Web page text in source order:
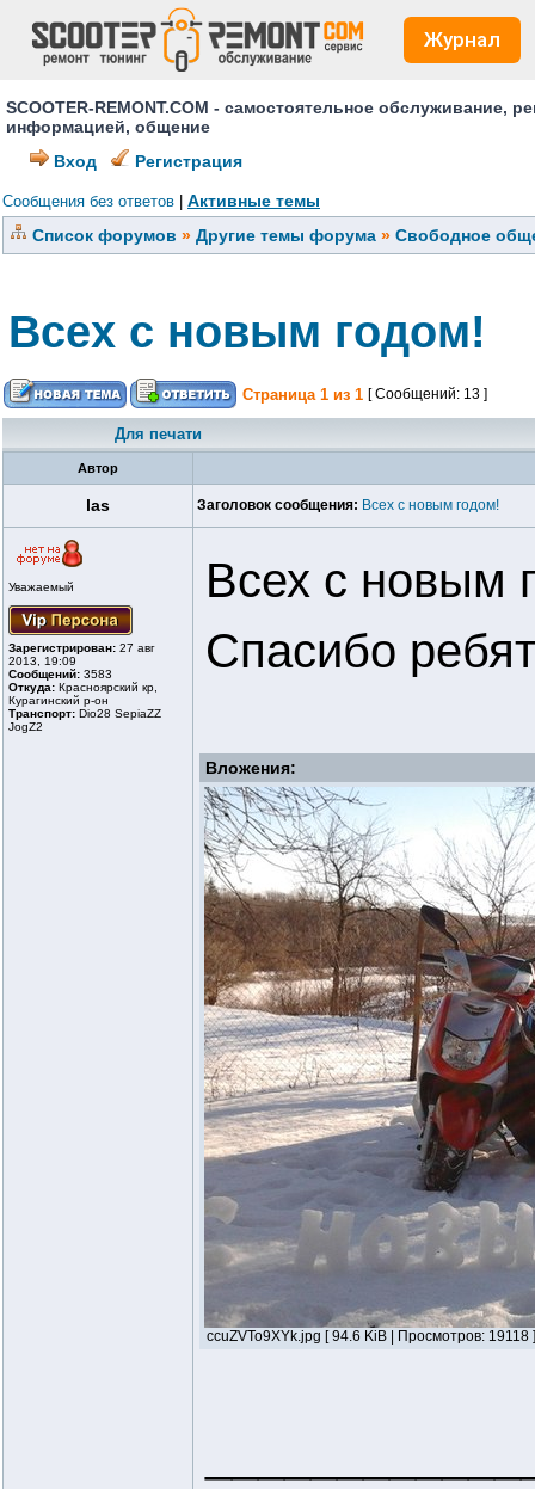
Журнал
SCOOTER-REMONT.COM - самостоятельное
информацией, общение
Вход
Регистрация
Сообщения без ответов
Активные темы
Список форумов » Другие темы форума » Свободное
Всех с новым годом!
Страница 1 из 1 [ Сообщений: 13 ]
Для печати
Автор
las Заголовок сообщения: Всех с новым годом!
Уважаемый
Зарегистрирован: 27 авг
2013, 19:09
Сообщений: 3583
Откуда: Красноярский кр,
Курагинский р-он
Транспорт: Dio28 SepiaZZ
JogZ2
Всех с новым
Спасибо
Вложения:
ccuZVTo9XYk.jpg [ 94.6 KiB | Просмотров: 19118 ]